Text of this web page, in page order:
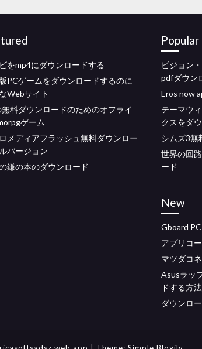
をmp4にダウンロードする
PCゲームをダウンロードするのに
Web​​サイト
無料ダウンロードのためのオフライ
ゲーム
メディアフラッシュ無料ダウンロー
バージョン
鎌の本のダウンロード
ビジョン
pdfダウン
Eros now
テーマウ
クスをダ
シムズ3無
世界の回
ード
New
Gboard
アプリコ
マツダコ
Asusラッ
ドする方法
ダウンロ